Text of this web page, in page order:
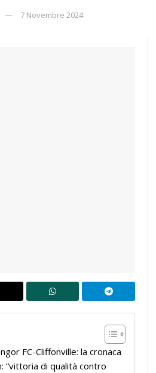
7 Novembre 2024
FC-Cliffonville: la cronaca
“vittoria di qualità contro